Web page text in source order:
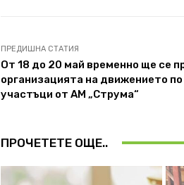
ПРЕДИШНА СТАТИЯ
От 18 до 20 май временно ще се
организацията на движението по
участъци от АМ „Струма“
ПРОЧЕТЕТЕ ОЩЕ..